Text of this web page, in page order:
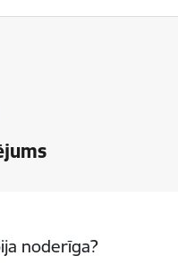
noderīga?